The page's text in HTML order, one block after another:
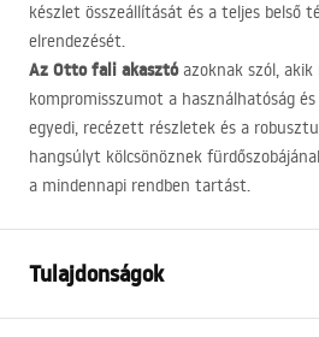
készlet összeállítását és a teljes belső
elrendezését.
Az Otto fali akasztóazoknak szól, akik
kompromisszumot a használhatóság
egyedi, recézett részletek és a
hangsúlyt kölcsönöznek
a mindennapi rendben tartást.
Tulajdonságok